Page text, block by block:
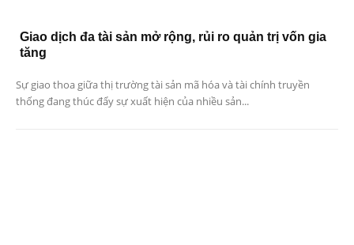
Giao dịch đa tài sản mở rộng, rủi ro quản trị vốn gia
tăng
Sự giao thoa giữa thị trường tài sản mã hóa và tài chính truyền
thống đang thúc đẩy sự xuất hiện của nhiều sản...